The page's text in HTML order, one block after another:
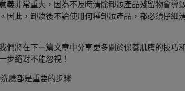
義非常重大，因為不及時清除卸妝產品殘留物會導
因此，卸妝後不論使用何種卸妝產品，都必須仔細
們將在下一篇文章中分享更多關於保養肌膚的技巧
步絕對不能忽視！
臉部是重要的步驟